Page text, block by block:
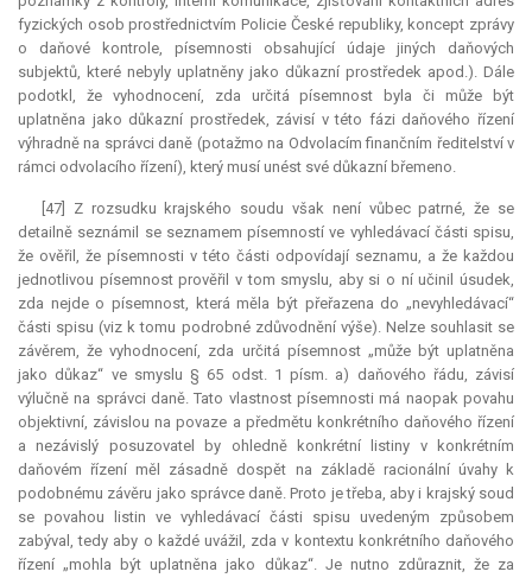
fyzických osob prostřednictvím Policie České republiky, koncept zprávy
o daňové kontrole, písemnosti obsahující údaje jiných daňových
subjektů, které nebyly uplatněny jako důkazní prostředek apod.). Dále
podotkl, že vyhodnocení, zda určitá písemnost byla či může být
uplatněna jako důkazní prostředek, závisí v této fázi daňového řízení
výhradně na správci daně (potažmo na Odvolacím finančním ředitelství v
rámci odvolacího řízení), který musí unést své důkazní břemeno.
[47] Z rozsudku krajského soudu však není vůbec patrné, že se
detailně seznámil se seznamem písemností ve vyhledávací části spisu,
že ověřil, že písemnosti v této části odpovídají seznamu, a že každou
jednotlivou písemnost prověřil v tom smyslu, aby si o ní učinil úsudek,
zda nejde o písemnost, která měla být přeřazena do „nevyhledávací“
části spisu (viz k tomu podrobné zdůvodnění výše). Nelze souhlasit se
závěrem, že vyhodnocení, zda určitá písemnost „může být uplatněna
jako důkaz“ ve smyslu § 65 odst. 1 písm. a) daňového řádu, závisí
výlučně na správci daně. Tato vlastnost písemnosti má naopak povahu
objektivní, závislou na povaze a předmětu konkrétního daňového řízení
a nezávislý posuzovatel by ohledně konkrétní listiny v konkrétním
daňovém řízení měl zásadně dospět na základě racionální úvahy k
podobnému závěru jako správce daně. Proto je třeba, aby i krajský soud
se povahou listin ve vyhledávací části spisu uvedeným způsobem
zabýval, tedy aby o každé uvážil, zda v kontextu konkrétního daňového
řízení „mohla být uplatněna jako důkaz“. Je nutno zdůraznit, že za